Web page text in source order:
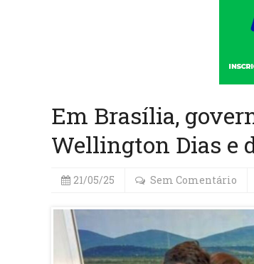
Em Brasília,
Wellington Dias e
21/05/25 Sem Comentário